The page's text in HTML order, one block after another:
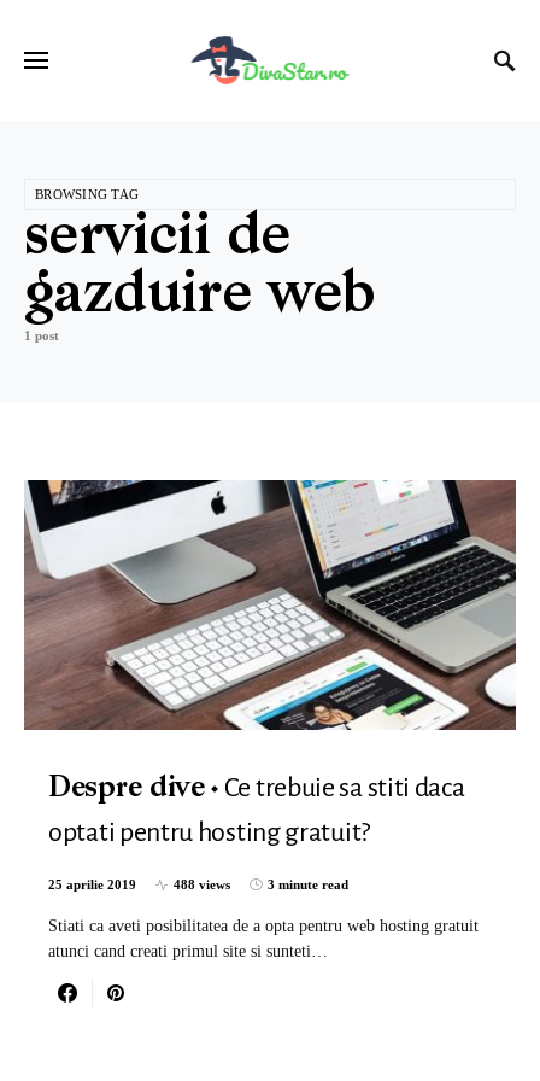
BROWSING TAG
servicii de
gazduire web
1 post
Despre dive
Ce trebuie sa stiti daca
optati pentru hosting gratuit?
25 aprilie 2019 488 views 3 minute read
Stiati ca aveti posibilitatea de a opta pentru web hosting gratuit
atunci cand creati primul site si sunteti…